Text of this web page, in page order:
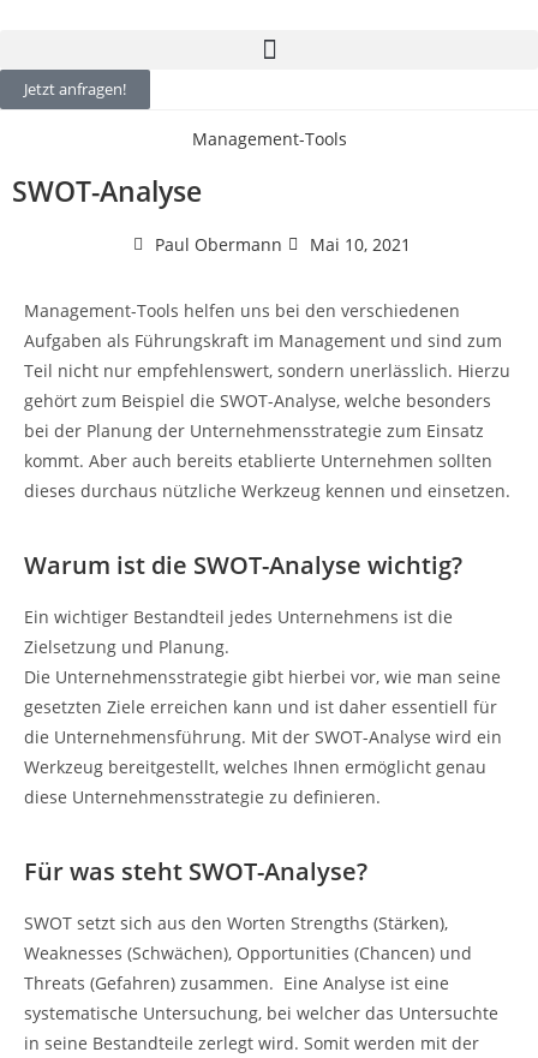
Jetzt anfragen!
Management-Tools
SWOT-Analyse
Paul Obermann Mai 10, 2021
Management-Tools helfen uns bei den verschiedenen
Aufgaben als Führungskraft im Management und sind zum
Teil nicht nur empfehlenswert, sondern unerlässlich. Hierzu
gehört zum Beispiel die SWOT-Analyse, welche besonders
bei der Planung der Unternehmensstrategie zum Einsatz
kommt. Aber auch bereits etablierte Unternehmen sollten
dieses durchaus nützliche Werkzeug kennen und einsetzen.
Warum ist die SWOT-Analyse wichtig?
Ein wichtiger Bestandteil jedes Unternehmens ist die
Zielsetzung und Planung.
Die Unternehmensstrategie gibt hierbei vor, wie man seine
gesetzten Ziele erreichen kann und ist daher essentiell für
die Unternehmensführung. Mit der SWOT-Analyse wird ein
Werkzeug bereitgestellt, welches Ihnen ermöglicht genau
diese Unternehmensstrategie zu definieren.
Für was steht SWOT-Analyse?
SWOT setzt sich aus den Worten Strengths (Stärken),
Weaknesses (Schwächen), Opportunities (Chancen) und
Threats (Gefahren) zusammen. Eine Analyse ist eine
systematische Untersuchung, bei welcher das Untersuchte
in seine Bestandteile zerlegt wird. Somit werden mit der